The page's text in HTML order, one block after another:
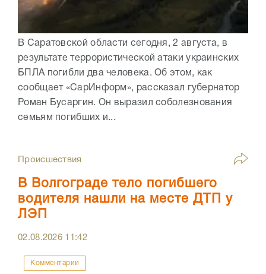
В Саратовской области сегодня, 2 августа, в
результате террористической атаки украинских
БПЛА погибли два человека. Об этом, как
сообщает «СарИнформ», рассказал губернатор
Роман Бусаргин. Он выразил соболезнования
семьям погибших и...
Происшествия
В Волгограде тело погибшего
водителя нашли на месте ДТП у
ЛЭП
02.08.2026 11:42
Комментарии